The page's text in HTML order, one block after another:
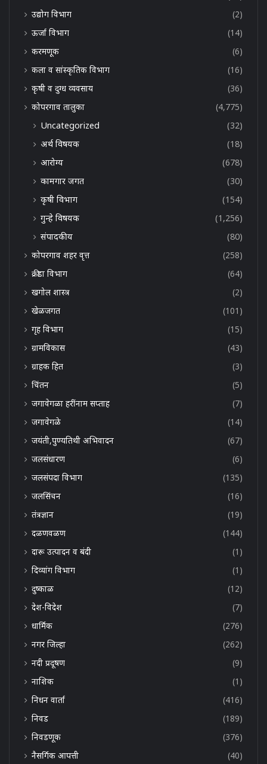
उद्योग विभाग
(2)
ऊर्जा विभाग
(14)
करमणूक
(6)
कला व सांस्कृतिक विभाग
(16)
कृषी व दुग्ध व्यवसाय
(36)
कोपरगाव तालुका
(4,775)
Uncategorized
(32)
अर्थ विषयक
(18)
आरोग्य
(678)
कामगार जगत
(30)
कृषी विभाग
(154)
गुन्हे विषयक
(1,256)
संपादकीय
(80)
कोपरगाव शहर वृत्त
(258)
क्रीडा विभाग
(64)
खगोल शास्त्र
(2)
खेळजगत
(101)
गृह विभाग
(15)
ग्रामविकास
(43)
ग्राहक हित
(3)
चिंतन
(5)
जगावेगळा हरींनाम सप्ताह
(7)
जगावेगळे
(14)
जयंती,पुण्यतिथी अभिवादन
(67)
जलसंधारण
(6)
जलसंपदा विभाग
(135)
जलसिंचन
(16)
तंत्रज्ञान
(19)
दळणवळण
(144)
दारू उत्पादन व बंदी
(1)
दिव्यांग विभाग
(1)
दुष्काळ
(12)
देश-विदेश
(7)
धार्मिक
(276)
नगर जिल्हा
(262)
नदी प्रदूषण
(9)
नाशिक
(1)
निधन वार्ता
(416)
निवड
(189)
निवडणूक
(376)
नैसर्गिक आपत्ती
(40)